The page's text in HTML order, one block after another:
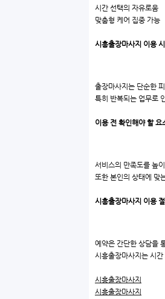
시간 선택의 자유로움
맞춤형 케어 집중 가능
시흥출장마사지 이용
출장마사지는 단순한
특히 반복되는 업무로
이용 전 확인해야 할 요
서비스의 만족도를 높
또한 본인의 상태에 맞
시흥출장마사지 이용
예약은 간단한 상담을
시흥출장마사지는 시
시흥출장마사지
시흥출장마사지